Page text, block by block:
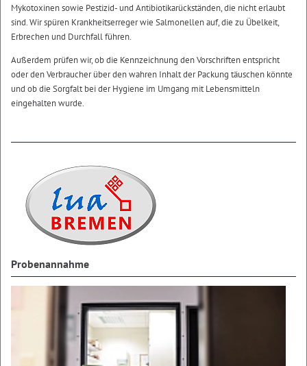
Mykotoxinen sowie Pestizid- und Antibiotikarückständen, die nicht erlaubt
sind. Wir spüren Krankheitserreger wie Salmonellen auf, die zu Übelkeit,
Erbrechen und Durchfall führen.
Außerdem prüfen wir, ob die Kennzeichnung den Vorschriften entspricht
oder den Verbraucher über den wahren Inhalt der Packung täuschen könnte
und ob die Sorgfalt bei der Hygiene im Umgang mit Lebensmitteln
eingehalten wurde.
Probenannahme